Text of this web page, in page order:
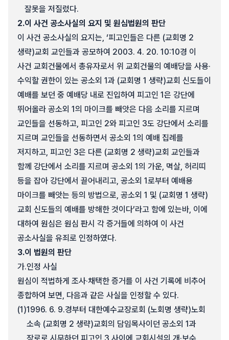
잘못을 저질렀다.
2.이 사건 공소사실의 요지 및 원심법원의 판단
이 사건 공소사실의 요지는, ‘피고인들은 다른 (교회명 2
생략)교회 교인들과 공모하여 2003. 4. 20. 10:10경 이
사건 교회건물에서 총유자로서 위 교회건물의 예배당을 사용·
수익할 권한이 있는 공소외 1과 (교회명 1 생략)교회 신도들이
예배를 보던 중 예배당 내로 진입하여 피고인 1은 강단에
뛰어올라 공소외 1의 마이크를 빼앗은 다음 소리를 지르며
교인들을 선동하고, 피고인 2와 피고인 3도 강단에서 소리를
지르며 교인들을 선동하면서 공소외 1의 예배 집례를
저지하고, 피고인 3은 다른 (교회명 2 생략)교회 교인들과
함께 강단에서 소리를 지르며 공소외 1의 가운, 멱살, 허리띠
등을 잡아 강단에서 끌어내리고, 공소외 1로부터 예배용
마이크를 빼앗는 등의 방법으로, 공소외 1 및 (교회명 1 생략)
교회 신도들의 예배를 방해한 것이다’라고 함에 있는바, 이에
대하여 원심은 원심 판시 각 증거들에 의하여 이 사건
공소사실을 유죄로 인정하였다.
3.이 법원의 판단
가.인정 사실
원심이 적법하게 조사·채택한 증거를 이 사건 기록에 비추어
종합하여 보면, 다음과 같은 사실을 인정할 수 있다.
(1)1996. 6. 9.경부터 대한예수교장로회 (노회명 생략)노회
소속 (교회명 2 생략)교회의 담임목사이던 공소외 1과